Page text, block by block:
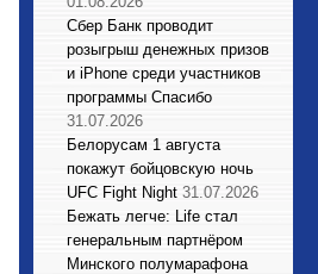
Сбер Банк проводит
розыгрыш денежных призов
и iPhone среди участников
программы Спасибо
31.07.2026
Белорусам 1 августа
покажут бойцовскую ночь
UFC Fight Night 31.07.2026
Бежать легче: Life стал
генеральным партнёром
Минского полумарафона